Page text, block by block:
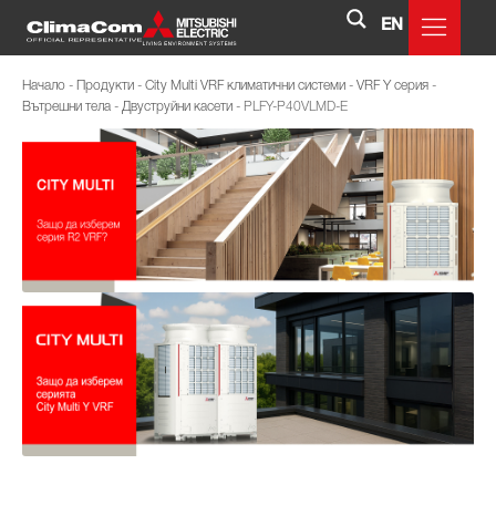
EN
Начало - Продукти - City Multi VRF климатични системи - VRF Y серия -
Вътрешни тела - Двуструйни касети - PLFY-P40VLMD-E